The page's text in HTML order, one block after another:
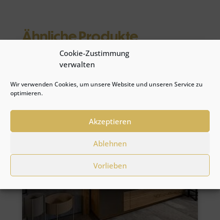
Cookie-Zustimmung
verwalten
Wir verwenden Cookies, um unsere Website und unseren Service zu
optimieren.
Akzeptieren
Ablehnen
Vorlieben
Ähnliche Produkte
Angebot!